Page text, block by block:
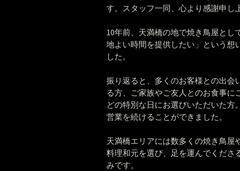
す。スタッフ一同、心より感謝申し
10年前、天満橋の地で焼き鳥屋と
地よい時間を提供したい」という想
した。
振り返ると、多くのお客様との出会
る方、ご家族やご友人とのお食事
どの特別な日にお選びいただいた
営業を続けることができました。
天満橋エリアには数多くの焼き鳥屋
料理和元を選び、足を運んでくださ
みです。